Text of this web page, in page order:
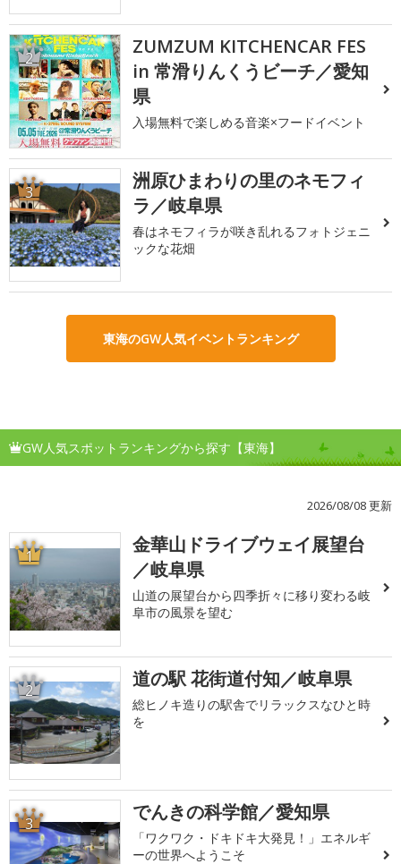
2
ZUMZUM KITCHENCAR FES
in 常滑りんくうビーチ／愛知
県
入場無料で楽しめる音楽×フードイベント
3
洲原ひまわりの里のネモフィ
ラ／岐阜県
春はネモフィラが咲き乱れるフォトジェニ
ックな花畑
東海のGW人気イベントランキング
GW人気スポットランキングから探す【東海】
2026/08/08 更新
1
金華山ドライブウェイ展望台
／岐阜県
山道の展望台から四季折々に移り変わる岐
阜市の風景を望む
2 道の駅 花街道付知／岐阜県
総ヒノキ造りの駅舎でリラックスなひと時
を
3 でんきの科学館／愛知県
「ワクワク・ドキドキ大発見！」エネルギ
ーの世界へようこそ